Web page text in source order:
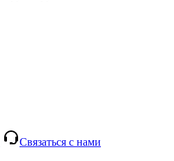
Связаться с нами